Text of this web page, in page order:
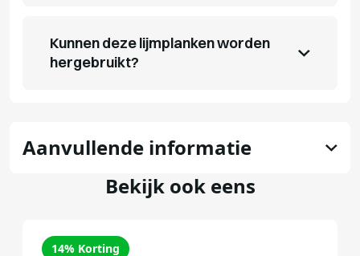
Kunnen deze lijmplanken worden
hergebruikt?
Aanvullende informatie
Bekijk ook eens
14% Korting